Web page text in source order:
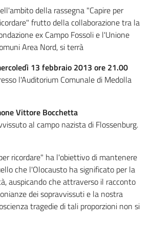
della rassegna "Capire per
frutto della collaborazione tra la
ex Campo Fossoli e l'Unione
Area Nord, si terrà
13 febbraio 2013 ore 21.00
l'Auditorium Comunale di Medolla
Vittore Bocchetta
al campo nazista di Flossenburg.
ricordare" ha l'obiettivo di mantenere
che l'Olocausto ha significato per la
auspicando che attraverso il racconto
dei sopravvissuti e la nostra
tragedie di tali proporzioni non si